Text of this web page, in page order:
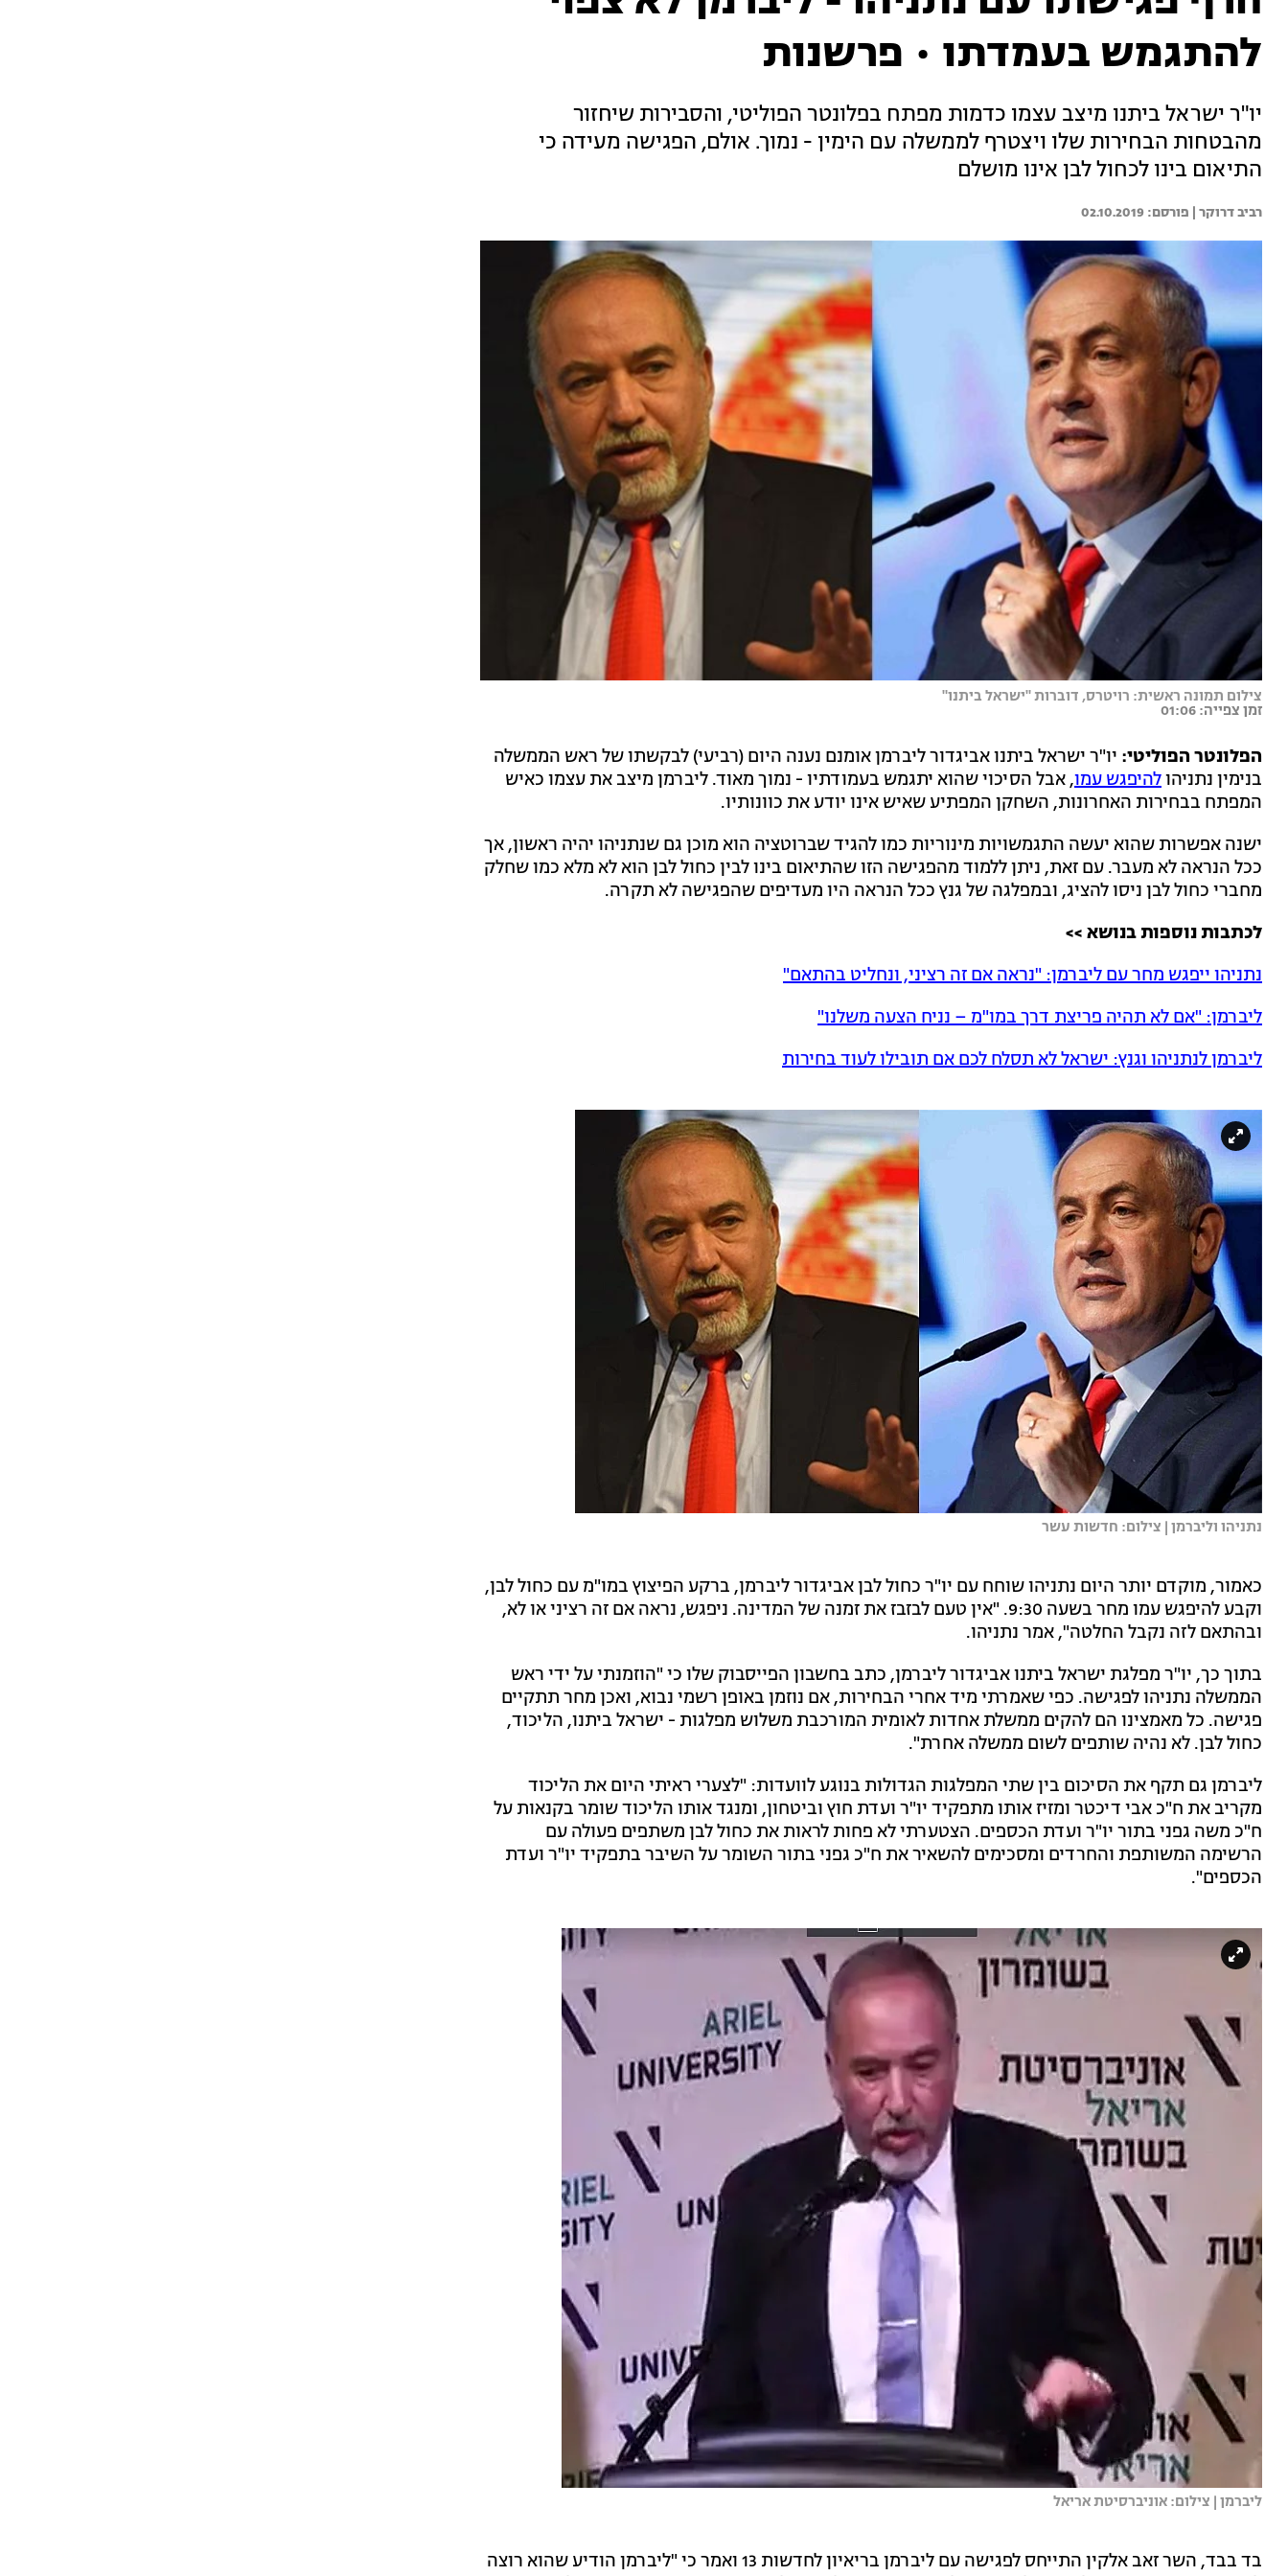
להתגמש בעמדתו • פרשנות
יו"ר ישראל ביתנו מיצב עצמו כדמות מפתח בפלונטר הפוליטי, והסבירות שיחזור
מהבטחות הבחירות שלו ויצטרף לממשלה עם הימין - נמוך. אולם, הפגישה מעידה כי
התיאום בינו לכחול לבן אינו מושלם
רביב דרוקר | 02.10.2019
צילום תמונה ראשית: רויטרס, דוברות "ישראל ביתנו"
זמן צפייה: 01:06
הפלונטר הפוליטי: יו"ר ישראל ביתנו אביגדור ליברמן אומנם נענה היום (רביעי) לבקשתו של ראש הממשלה
בנימין נתניהולהיפגש עמו, אבל הסיכוי שהוא יתגמש בעמודתיו - נמוך מאוד. ליברמן מיצב את עצמו כאיש
המפתח בבחירות האחרונות, השחקן המפתיע שאיש אינו יודע את כוונותיו.
ישנה אפשרות שהוא יעשה התגמשויות מינוריות כמו להגיד שברוטציה הוא מוכן גם שנתניהו יהיה ראשון, אך
ככל הנראה לא מעבר. עם זאת, ניתן ללמוד מהפגישה הזו שהתיאום בינו לבין כחול לבן הוא לא מלא כמו שחלק
מחברי כחול לבן ניסו להציג, ובמפלגה של גנץ ככל הנראה היו מעדיפים שהפגישה לא תקרה.
לכתבות נוספות בנושא >>
נתניהו ייפגש מחר עם ליברמן: "נראה אם זה רציני, ונחליט בהתאם"
ליברמן: "אם לא תהיה פריצת דרך במו"מ – נניח הצעה משלנו"
ליברמן לנתניהו וגנץ: ישראל לא תסלח לכם אם תובילו לעוד בחירות
נתניהו וליברמן | צילום: חדשות עשר
כאמור, מוקדם יותר היום נתניהו שוחח עם יו"ר כחול לבן אביגדור ליברמן, ברקע הפיצוץ במו"מ עם כחול לבן,
וקבע להיפגש עמו מחר בשעה 9:30. "אין טעם לבזבז את זמנה של המדינה. ניפגש, נראה אם זה רציני או לא,
ובהתאם לזה נקבל החלטה", אמר נתניהו.
בתוך כך, יו"ר מפלגת ישראל ביתנו אביגדור ליברמן, כתב בחשבון הפייסבוק שלו כי "הוזמנתי על ידי ראש
הממשלה נתניהו לפגישה. כפי שאמרתי מיד אחרי הבחירות, אם נוזמן באופן רשמי נבוא, ואכן מחר תתקיים
פגישה. כל מאמצינו הם להקים ממשלת אחדות לאומית המורכבת משלוש מפלגות - ישראל ביתנו, הליכוד,
כחול לבן. לא נהיה שותפים לשום ממשלה אחרת".
ליברמן גם תקף את הסיכום בין שתי המפלגות הגדולות בנוגע לוועדות: "לצערי ראיתי היום את הליכוד
מקריב את ח"כ אבי דיכטר ומזיז אותו מתפקיד יו"ר ועדת חוץ וביטחון, ומנגד אותו הליכוד שומר בקנאות על
ח"כ משה גפני בתור יו"ר ועדת הכספים. הצטערתי לא פחות לראות את כחול לבן משתפים פעולה עם
הרשימה המשותפת והחרדים ומסכימים להשאיר את ח"כ גפני בתור השומר על השיבר בתפקיד יו"ר ועדת
הכספים".
ליברמן | צילום: אוניברסיטת אריאל
בד בבד, השר זאב אלקין התייחס לפגישה עם ליברמן בריאיון לחדשות 13 ואמר כי "ליברמן הודיע שהוא רוצה